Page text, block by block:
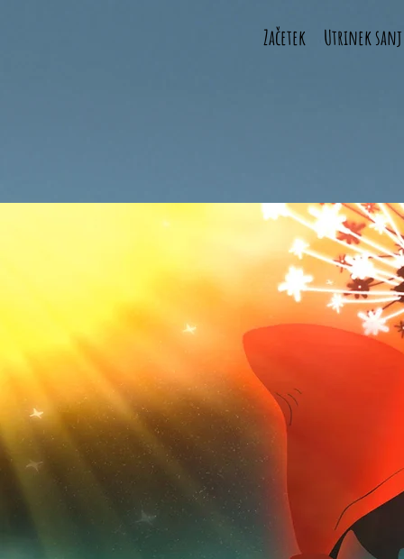
Začetek Utrinek sanj